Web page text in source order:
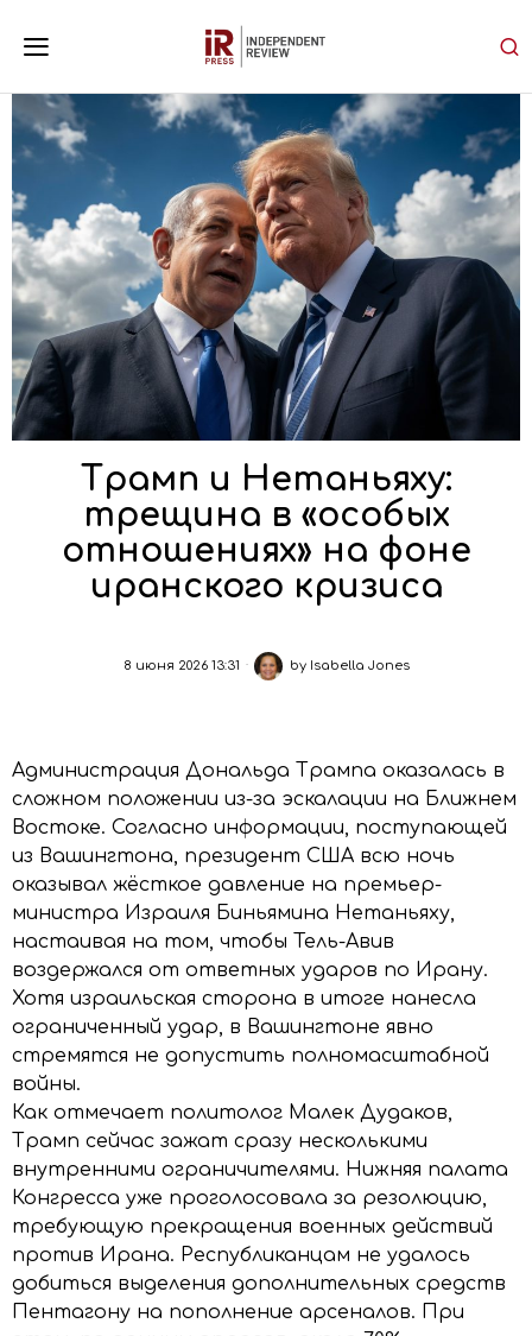
Трамп и Нетаньяху:
трещина в «особых
отношениях» на фоне
иранского кризиса
8 июня 2026 13:31 by Isabella Jones
Администрация Дональда Трампа оказалась в
сложном положении из-за эскалации на Ближнем
Востоке. Согласно информации, поступающей
из Вашингтона, президент США всю ночь
оказывал жёсткое давление на премьер-
министра Израиля Биньямина Нетаньяху,
настаивая на том, чтобы Тель-Авив
воздержался от ответных ударов по Ирану.
Хотя израильская сторона в итоге нанесла
ограниченный удар, в Вашингтоне явно
стремятся не допустить полномасштабной
войны.
Как отмечает политолог Малек Дудаков,
Трамп сейчас зажат сразу несколькими
внутренними ограничителями. Нижняя палата
Конгресса уже проголосовала за резолюцию,
требующую прекращения военных действий
против Ирана. Республиканцам не удалось
добиться выделения дополнительных средств
Пентагону на пополнение арсеналов. При